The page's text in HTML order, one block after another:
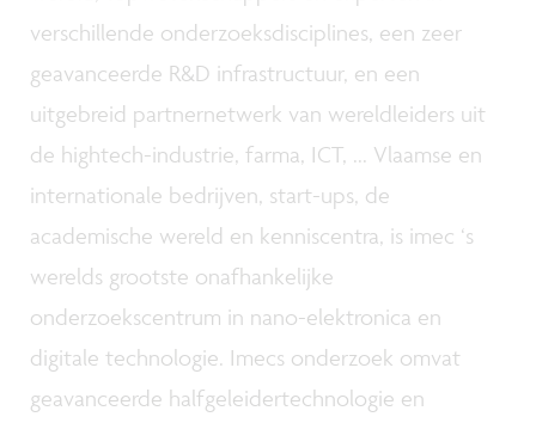
verschillende onderzoeksdisciplines, een zeer
geavanceerde R&D infrastructuur, en een
uitgebreid partnernetwerk van wereldleiders uit
de hightech-industrie, farma, ICT, ... Vlaamse en
internationale bedrijven, start-ups, de
academische wereld en kenniscentra, is imec ‘s
werelds grootste onafhankelijke
onderzoekscentrum in nano-elektronica en
digitale technologie. Imecs onderzoek omvat
geavanceerde halfgeleidertechnologie en